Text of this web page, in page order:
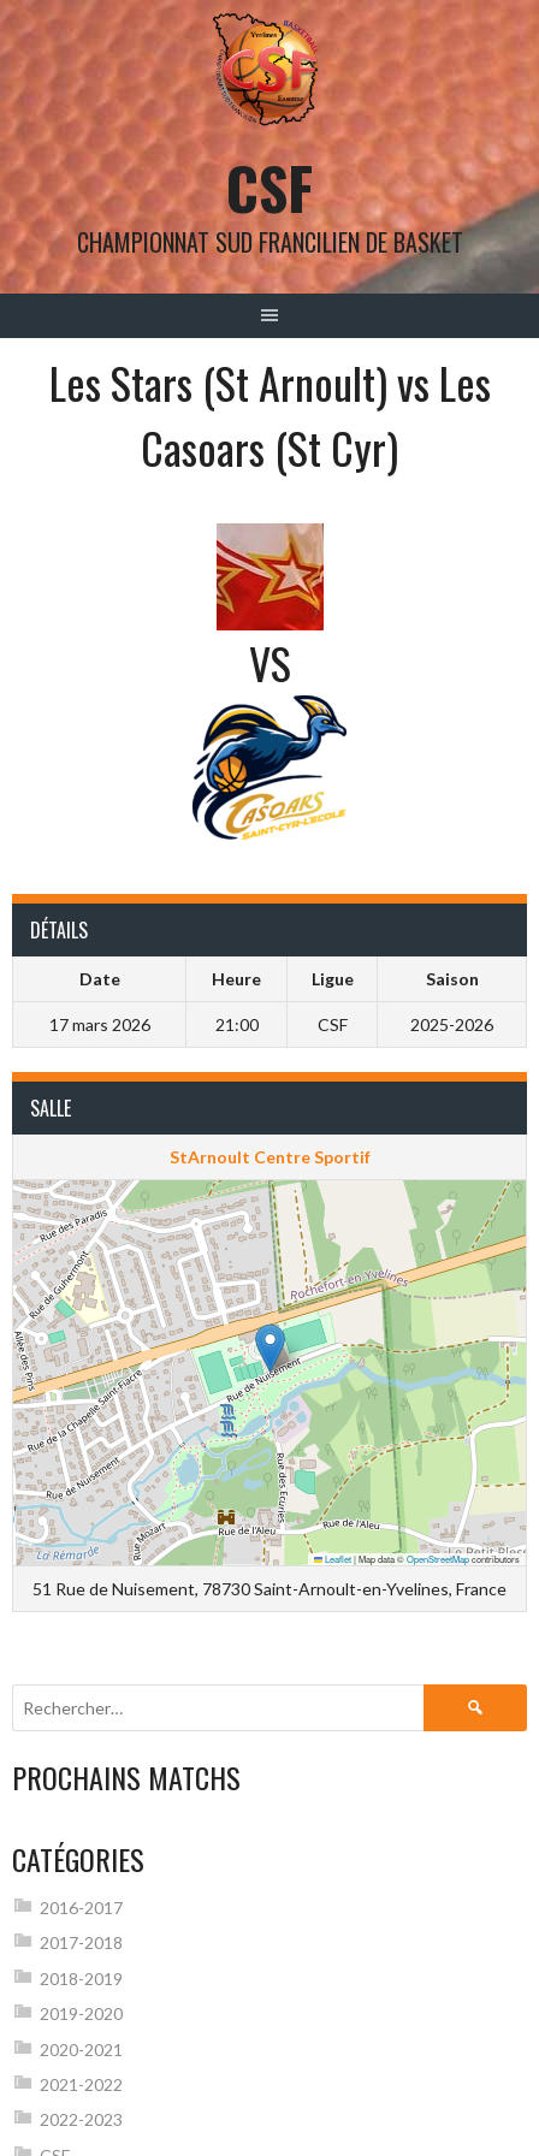
Aller
au
CSF
CHAMPIONNAT SUD FRANCILIEN DE BASKET
Les Stars (St Arnoult) vs Les
Casoars (St Cyr)
VS
DÉTAILS
Date Heure Ligue Saison
17 mars 2026 21:00 CSF 2025-2026
SALLE
StArnoult Centre Sportif
Leaflet|Map data ©OpenStreetMapcontributors
51 Rue de Nuisement, 78730 Saint-Arnoult-en-Yvelines, France
Rechercher :
PROCHAINS MATCHS
CATÉGORIES
2016-2017
2017-2018
2018-2019
2019-2020
2020-2021
2021-2022
2022-2023